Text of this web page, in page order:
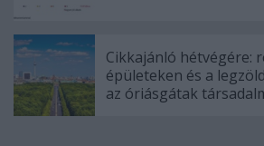
Cikkajánló hétvégére:
épületeken és a
az óriásgátak